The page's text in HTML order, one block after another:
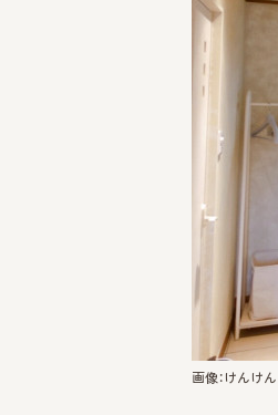
画像：けんけん